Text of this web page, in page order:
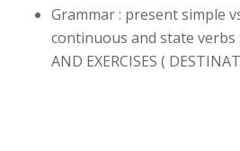
Grammar : present simple
continuous and state verbs
AND EXERCISES (